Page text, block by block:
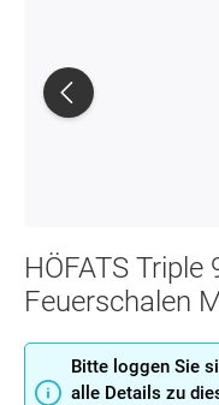
HÖFATS Triple
Feuerschalen
Bitte loggen Sie
alle Details zu